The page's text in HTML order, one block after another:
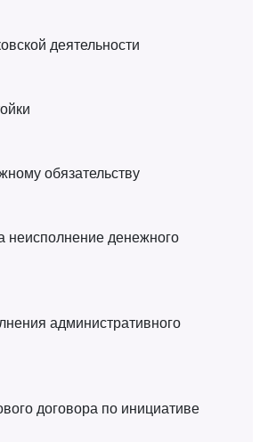
деятельности
обязательству
неисполнение денежного
административного
договора по инициативе